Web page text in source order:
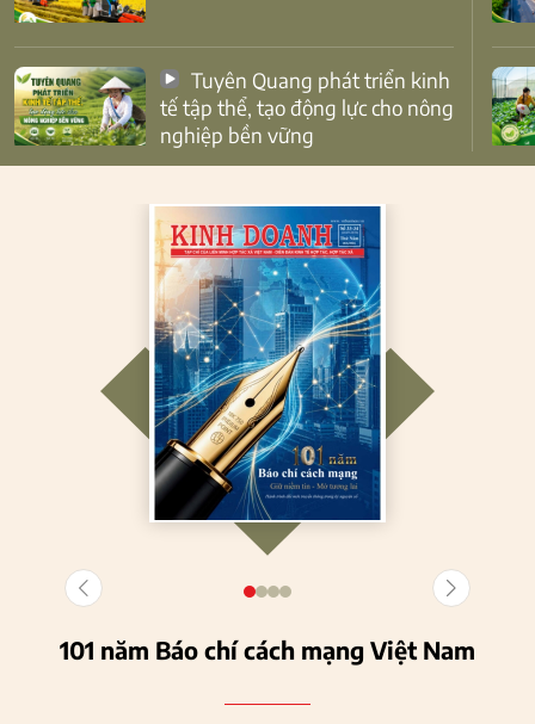
tế tập thể, tạo động lực cho nông
nghiệp bền vững
101 năm Báo chí cách mạng Việt Nam